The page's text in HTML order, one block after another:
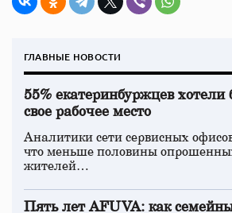
ГЛАВНЫЕ НОВОСТИ
55% екатеринбуржцев
свое рабочее место
Аналитики сети сервисных
что меньше половины
жителей…
Пять лет AFUVA: как